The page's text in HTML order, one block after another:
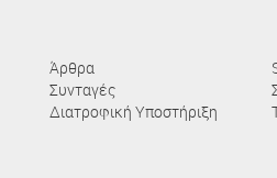
Άρθρα
Συνταγές
Διατροφική Υποστήριξη